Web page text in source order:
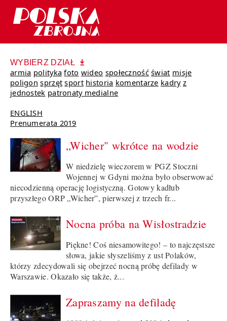
WYBIERZ DZIAŁ
armia polityka foto wideo społeczność świat misje
poligon sprzęt sport historia komentarze kadry z
jednostek patronaty medialne
ENGLISH
Prenumerata 2019
„Wicher" wkrótce na wodzie
W niedzielę wieczorem w PGZ Stoczni
Wojennej w Gdyni można było obserwować
niecodzienną operację logistyczną. Gotowy kadłub
przyszłego ORP „Wicher”, pierwszej z trzech fr...
Nocna próba na Wisłostradzie
Piękne! Coś niesamowitego! – to najczęstsze
słowa, jakie słyszeliśmy z ust Polaków,
którzy zdecydowali się obejrzeć nocną próbę defilady w
Warszawie. Okazało się także, ż...
Zapraszamy na defiladę